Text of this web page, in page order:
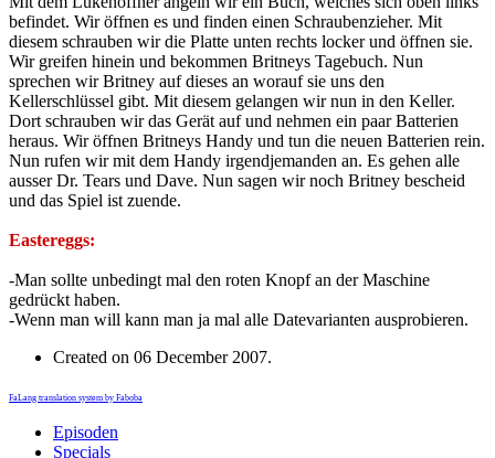
befindet. Wir öffnen es und finden einen Schraubenzieher. Mit
diesem schrauben wir die Platte unten rechts locker und öffnen sie.
Wir greifen hinein und bekommen Britneys Tagebuch. Nun
sprechen wir Britney auf dieses an worauf sie uns den
Kellerschlüssel gibt. Mit diesem gelangen wir nun in den Keller.
Dort schrauben wir das Gerät auf und nehmen ein paar Batterien
heraus. Wir öffnen Britneys Handy und tun die neuen Batterien rein.
Nun rufen wir mit dem Handy irgendjemanden an. Es gehen alle
ausser Dr. Tears und Dave. Nun sagen wir noch Britney bescheid
und das Spiel ist zuende.
Eastereggs:
-Man sollte unbedingt mal den roten Knopf an der Maschine
gedrückt haben.
-Wenn man will kann man ja mal alle Datevarianten ausprobieren.
Created on 06 December 2007.
FaLang translation system by Faboba
Episoden
Specials